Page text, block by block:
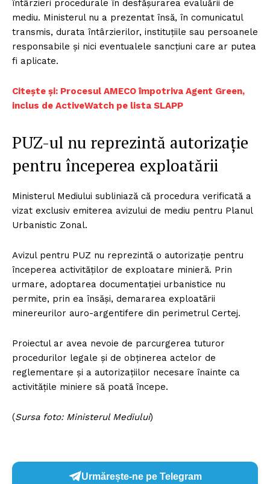
întârzieri procedurale în desfășurarea evaluării de
mediu. Ministerul nu a prezentat însă, în comunicatul
transmis, durata întârzierilor, instituțiile sau persoanele
responsabile și nici eventualele sancțiuni care ar putea
fi aplicate.
Citește și: Procesul AMECO împotriva Agent Green,
inclus de ActiveWatch pe lista SLAPP
PUZ-ul nu reprezintă autorizație
pentru începerea exploatării
Ministerul Mediului subliniază că procedura verificată a
vizat exclusiv emiterea avizului de mediu pentru Planul
Urbanistic Zonal.
Avizul pentru PUZ nu reprezintă o autorizație pentru
începerea activităților de exploatare minieră. Prin
urmare, adoptarea documentației urbanistice nu
permite, prin ea însăși, demararea exploatării
minereurilor auro-argentifere din perimetrul Certej.
Proiectul ar avea nevoie de parcurgerea tuturor
procedurilor legale și de obținerea actelor de
reglementare și a autorizațiilor necesare înainte ca
activitățile miniere să poată începe.
(Sursa foto: Ministerul Mediului)
Urmărește-ne pe Telegram